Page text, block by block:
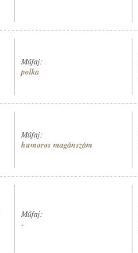
Műfaj:
polka
Műfaj:
humoros magánszám
Műfaj:
-